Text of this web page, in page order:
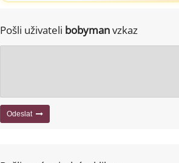
Pošli uživateli bobymanvzkaz
Odeslat